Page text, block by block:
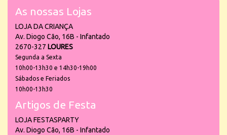
As nossas Lojas
LOJA DA CRIANÇA
Av. Diogo Cão, 16B - Infantado
2670-327 LOURES
Segunda a Sexta
10h00-13h30 e 14h30-19h00
Sábados e Feriados
10h00-13h30
Artigos de Festa
LOJA FESTASPARTY
Av. Diogo Cão, 16B - Infantado